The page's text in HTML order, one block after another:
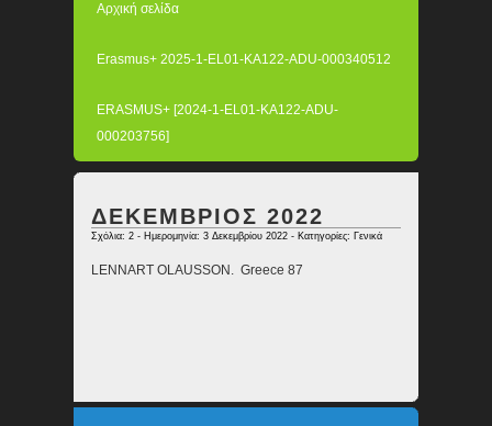
Αρχική σελίδα
Erasmus+ 2025-1-EL01-KA122-ADU-000340512
ERASMUS+ [2024-1-EL01-KA122-ADU-
000203756]
ΔΕΚΕΜΒΡΙΟΣ 2022
Σχόλια: 2 - Ημερομηνία: 3 Δεκεμβρίου 2022 - Κατηγορίες: Γενικά
LENNART OLAUSSON. Greece 87